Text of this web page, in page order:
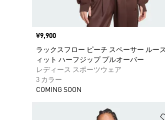
価格
¥9,900
ラックスフロー ピーチ スペーサー ルー
ィット ハーフジップ プルオーバー
レディース スポーツウェア
3 カラー
COMING SOON